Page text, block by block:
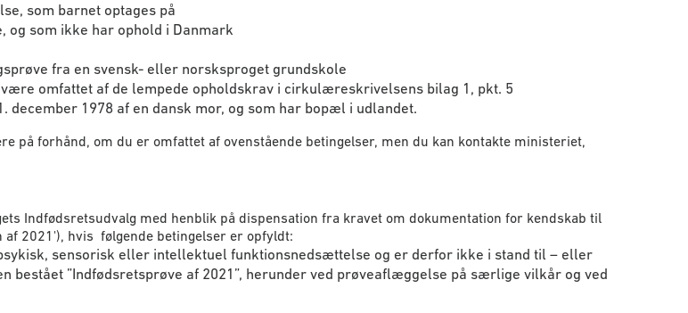
som barnet optages på
og som ikke har ophold i Danmark
fra en svensk- eller norsksproget grundskole
omfattet af de lempede opholdskrav i cirkulæreskrivelsens bilag 1, pkt. 5
december 1978 af en dansk mor, og som har bopæl i udlandet.
forhånd, om du er omfattet af ovenstående betingelser, men du kan kontakte ministeriet,
Indfødsretsudvalg med henblik på dispensation fra kravet om dokumentation for kendskab til
2021'), hvis følgende betingelser er opfyldt:
sensorisk eller intellektuel funktionsnedsættelse og er derfor ikke i stand til – eller
bestået ”Indfødsretsprøve af 2021”, herunder ved prøveaflæggelse på særlige vilkår og ved